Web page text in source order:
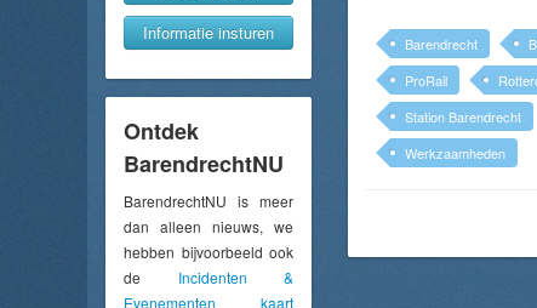
Informatie insturen
Ontdek
BarendrechtNU
BarendrechtNU is meer
dan alleen nieuws, we
hebben bijvoorbeeld ook
de Incidenten &
Evenementen kaart
Barendrecht
ProRail
Station Barendrecht
Werkzaamheden